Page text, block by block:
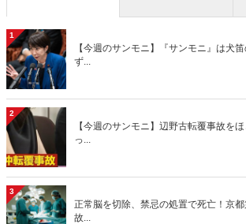
1
【今週のサンモニ】『サンモニ』は犬
ず...
2
【今週のサンモニ】辺野古転覆事故を
っ...
3
正常脳を切除、禁忌の処置で死亡！京
故...